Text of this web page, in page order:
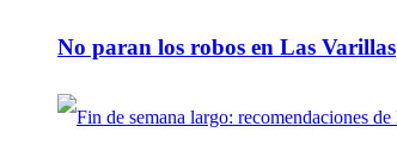
No paran los robos en Las Varillas